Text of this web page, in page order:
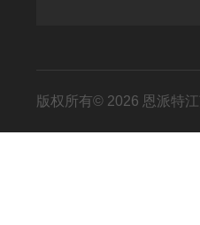
版权所有© 2026 恩派特